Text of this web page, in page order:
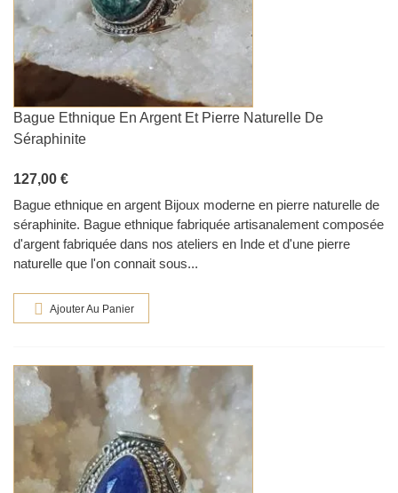
Bague Ethnique En Argent Et Pierre Naturelle De
Séraphinite
127,00 €
Bague ethnique en argent Bijoux moderne en pierre naturelle de
séraphinite. Bague ethnique fabriquée artisanalement composée
d'argent fabriquée dans nos ateliers en Inde et d'une pierre
naturelle que l'on connait sous...
Ajouter Au Panier